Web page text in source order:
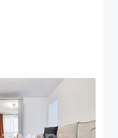
COMISION 50%
mobilat zona Onix
Etaj